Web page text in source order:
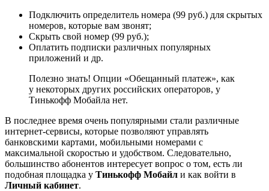
Подключить определитель номера (99 руб.) для скрытых
номеров, которые вам звонят;
Скрыть свой номер (99 руб.);
Оплатить подписки различных популярных
приложений и др.
Полезно знать! Опции «Обещанный платеж», как
у некоторых других российских операторов, у
Тинькофф Мобайла нет.
В последнее время очень популярными стали различные
интернет-сервисы, которые позволяют управлять
банковскими картами, мобильными номерами с
максимальной скоростью и удобством. Следовательно,
большинство абонентов интересует вопрос о том, есть ли
подобная площадка у Тинькофф Мобайл и как войти в
Личный кабинет.